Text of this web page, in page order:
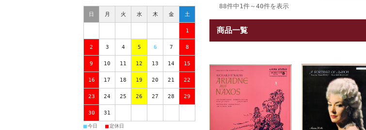
88件中1件～40件を表示
商品一覧
日 月 火 水 木 金 土
1
2 3 4 5 6 7 8
9 10 11 12 13 14 15
16 17 18 19 20 21 22
23 24 25 26 27 28 29
30 31
■今日 ■定休日